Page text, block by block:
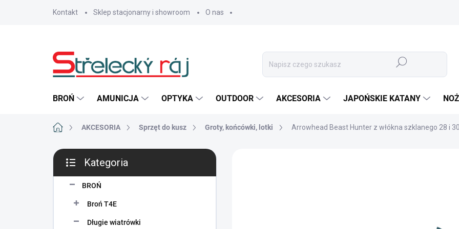
Kontakt Sklep stacjonarny i showroom O nas
Szukaj
BROŃ AMUNICJA OPTYKA OUTDOOR AKCESORIA JAPOŃSKIE KATANY
Home AKCESORIA Sprzęt do kusz Groty, końcówki, lotki Arrowhead Beast Hunter z włókna szklanego 28 i
P
s
kategorie
Kategoria
BROŃ
Broń T4E
Długie wiatrówki